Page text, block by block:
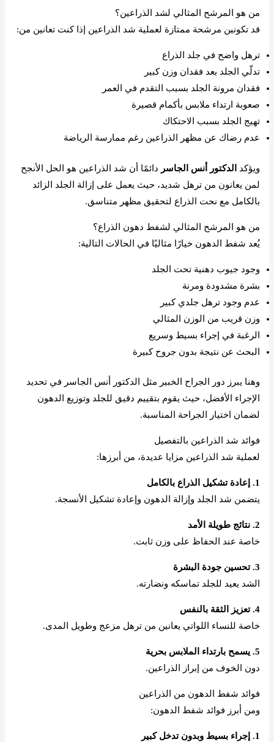
من هو المرشح المثالي لشد الذراعين؟
قد تكونين مرشحة ممتازة لعملية شد الذراعين إذا كنت تعانين من:
ترهل واضح في جلد الذراع
تدلّي الجلد بعد فقدان وزن كبير
فقدان مرونة الجلد بسبب التقدم في العمر
صعوبة ارتداء ملابس بأكمام قصيرة
تهيج الجلد بسبب الاحتكاك
عدم رضاك عن مظهر الذراعين رغم ممارسة الرياضة
ويؤكد الدكتور أنس الجاسر دائمًا أن شد الذراعين هو الحل الأنجح
لمن يعانون من ترهل شديد، حيث يعمل على إزالة الجلد الزائد
بالكامل مع نحت الذراع لتحقيق مظهر متناسق.
من هو المرشح المثالي لشفط دهون الذراع؟
يُعد شفط الدهون خيارًا مثاليًا في الحالات التالية:
وجود جيوب دهنية تحت الجلد
بشرة مشدودة ومرنة
عدم وجود ترهل جلدي كبير
وزن قريب من الوزن المثالي
الرغبة في إجراء بسيط وسريع
البحث عن نتيجة بدون جروح كبيرة
وهنا يبرز دور الجراح الخبير مثل الدكتور أنس الجاسر في تحديد
الإجراء الأفضل، حيث يقوم بتقييم دقيق للجلد وتوزيع الدهون
لضمان اختيار الجراحة المناسبة.
فوائد شد الذراعين بالتفصيل
لعملية شد الذراعين مزايا عديدة، من أبرزها:
1. إعادة تشكيل الذراع بالكامل
يتضمن شد الجلد وإزالة الدهون وإعادة تشكيل الأنسجة.
2. نتائج طويلة الأمد
خاصة عند الحفاظ على وزن ثابت.
3. تحسين جودة البشرة
الشد يعيد للجلد تماسكه ونضارته.
4. تعزيز الثقة بالنفس
خاصة للنساء اللواتي يعانين من ترهل مزعج وطويل المدى.
5. يسمح بارتداء الملابس بحرية
دون الخوف من إبراز الذراعين.
فوائد شفط الدهون من الذراعين
ومن أبرز فوائد شفط الدهون:
1. إجراء بسيط وبدون تدخل كبير